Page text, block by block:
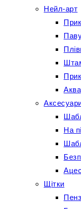
Нейл-арт
На
Щітки